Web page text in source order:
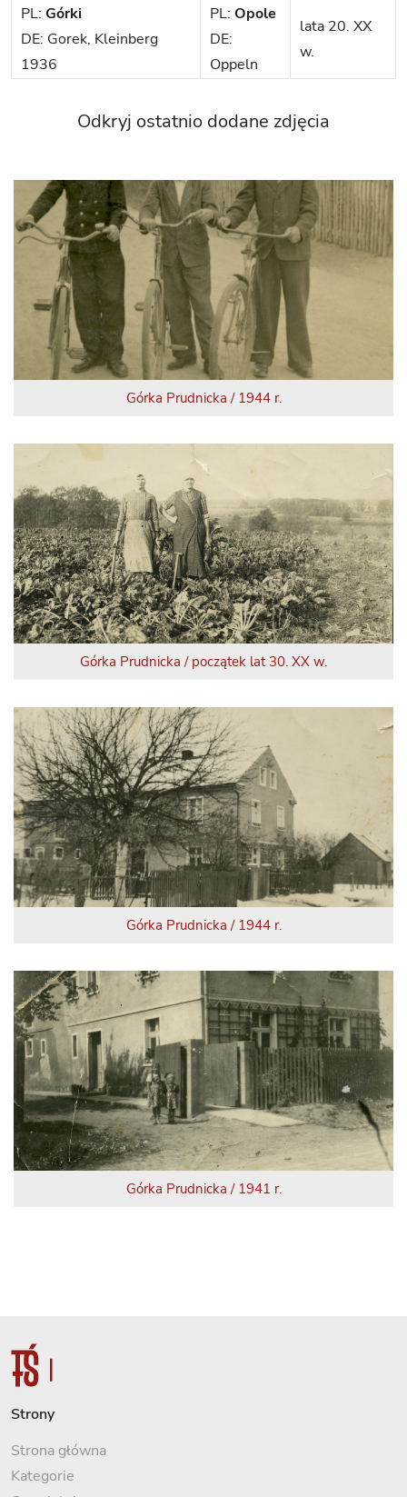
PL: Górki
DE: Gorek, Kleinberg
1936
PL: Opole
DE:
Oppeln
lata 20. XX
w.
Odkryj ostatnio dodane zdjęcia
Górka Prudnicka / 1944 r.
Górka Prudnicka / początek lat 30. XX w.
Górka Prudnicka / 1944 r.
Górka Prudnicka / 1941 r.
Strony
Strona główna
Kategorie